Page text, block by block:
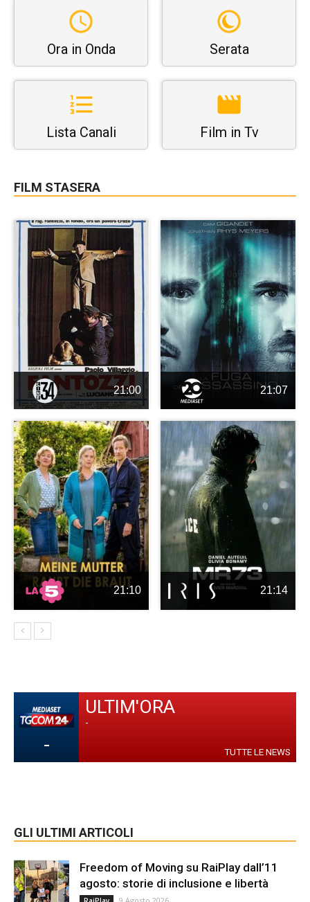
Ora in Onda Serata
Lista Canali Film in Tv
FILM STASERA
21:00 21:07
21:10 21:14
-
ULTIM'ORA
-
TUTTE LE NEWS
GLI ULTIMI ARTICOLI
Freedom of Moving su RaiPlay dall’11
agosto: storie di inclusione e libertà